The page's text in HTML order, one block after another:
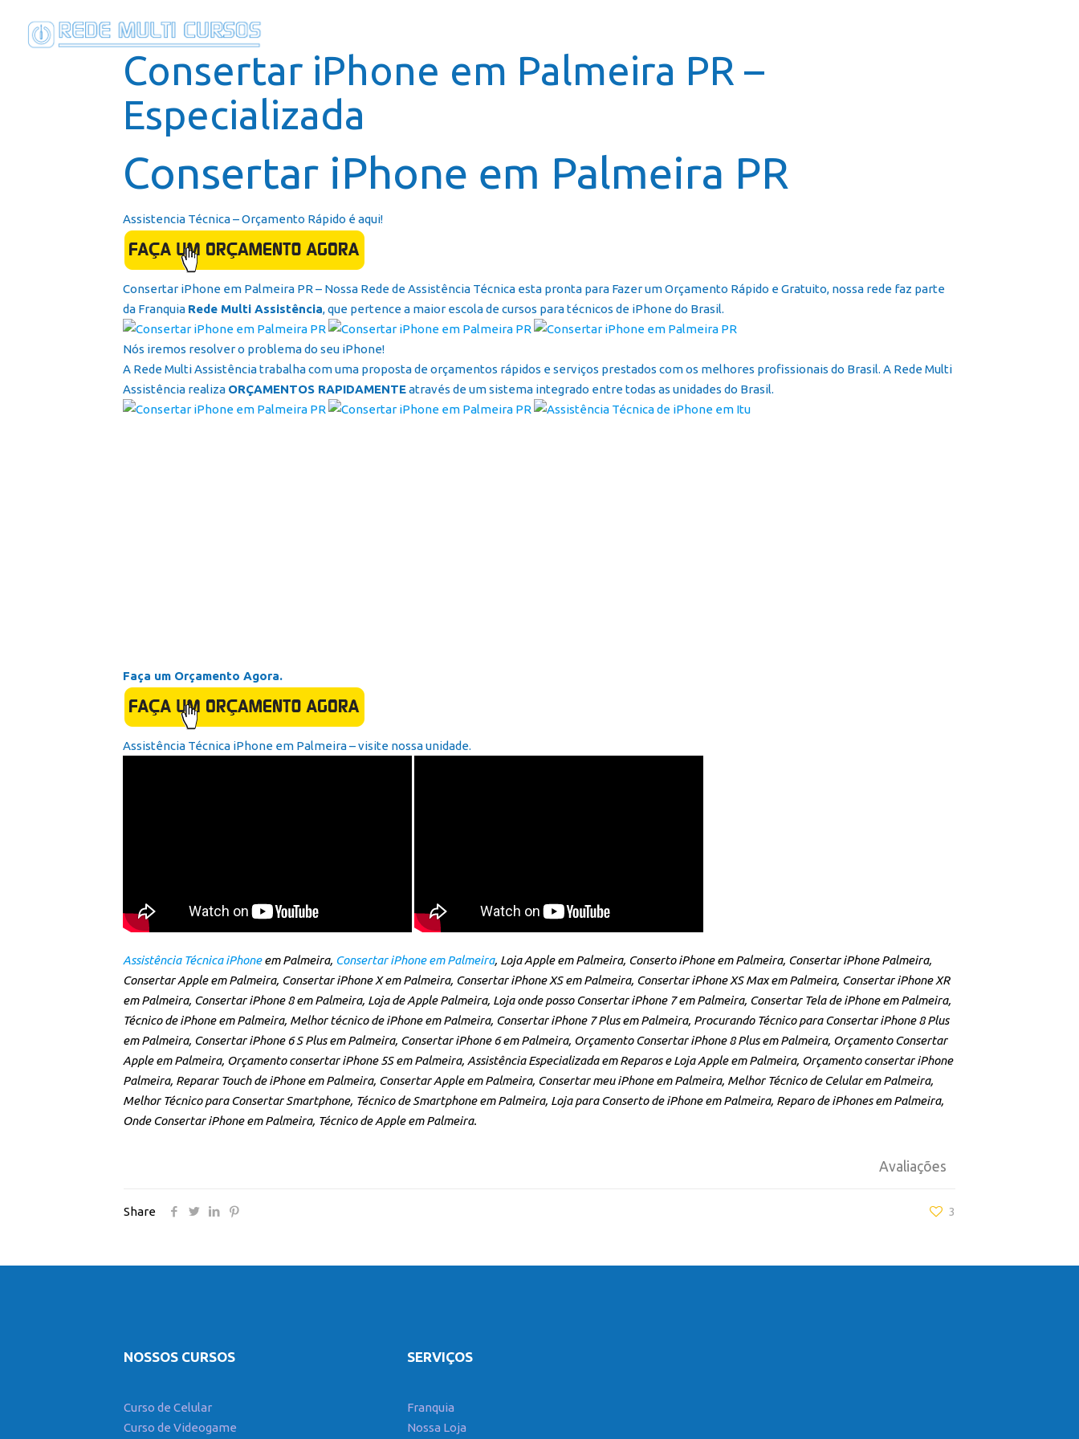
Consertar iPhone em Palmeira PR –
Especializada
Consertar iPhone em Palmeira PR
Assistencia Técnica – Orçamento Rápido é aqui!
Consertar iPhone em Palmeira PR – Nossa Rede de Assistência Técnica esta pronta para Fazer um Orçamento Rápido e Gratuito, nossa rede faz parte
da Franquia Rede Multi Assistência, que pertence a maior escola de cursos para técnicos de iPhone do Brasil.
Nós iremos resolver o problema do seu iPhone!
A Rede Multi Assistência trabalha com uma proposta de orçamentos rápidos e serviços prestados com os melhores profissionais do Brasil. A Rede Multi
Assistência realiza ORÇAMENTOS RAPIDAMENTEatravés de um sistema integrado entre todas as unidades do Brasil.
Faça um Orçamento Agora.
Assistência Técnica iPhone em Palmeira – visite nossa unidade.
Assistência Técnica iPhoneem Palmeira, Consertar iPhone em Palmeira, Loja Apple em Palmeira, Conserto iPhone em Palmeira, Consertar iPhone Palmeira,
Consertar Apple em Palmeira, Consertar iPhone X em Palmeira, Consertar iPhone XS em Palmeira, Consertar iPhone XS Max em Palmeira, Consertar iPhone XR
em Palmeira, Consertar iPhone 8 em Palmeira, Loja de Apple Palmeira, Loja onde posso Consertar iPhone 7 em Palmeira, Consertar Tela de iPhone em Palmeira,
Técnico de iPhone em Palmeira, Melhor técnico de iPhone em Palmeira, Consertar iPhone 7 Plus em Palmeira, Procurando Técnico para Consertar iPhone 8 Plus
em Palmeira, Consertar iPhone 6 S Plus em Palmeira, Consertar iPhone 6 em Palmeira, Orçamento Consertar iPhone 8 Plus em Palmeira, Orçamento Consertar
Apple em Palmeira, Orçamento consertar iPhone 5S em Palmeira, Assistência Especializada em Reparos e Loja Apple em Palmeira, Orçamento consertar iPhone
Palmeira, Reparar Touch de iPhone em Palmeira, Consertar Apple em Palmeira, Consertar meu iPhone em Palmeira, Melhor Técnico de Celular em Palmeira,
Melhor Técnico para Consertar Smartphone, Técnico de Smartphone em Palmeira, Loja para Conserto de iPhone em Palmeira, Reparo de iPhones em Palmeira,
Onde Consertar iPhone em Palmeira, Técnico de Apple em Palmeira.
Avaliações
Share 3
NOSSOS CURSOS
Curso de Celular
Curso de Videogame
SERVIÇOS
Franquia
Nossa Loja